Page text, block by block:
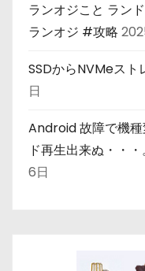
ランオジこと ラン
ランオジ #攻略
SSDからNVMeスト
日
Android 故障で機
ド再生出来ぬ・
6日